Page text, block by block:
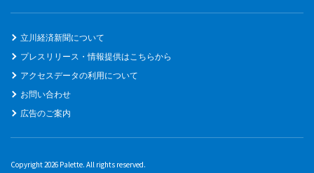
立川経済新聞について
プレスリリース・情報提供はこちらから
アクセスデータの利用について
お問い合わせ
広告のご案内
Copyright 2026 Palette. All rights reserved.